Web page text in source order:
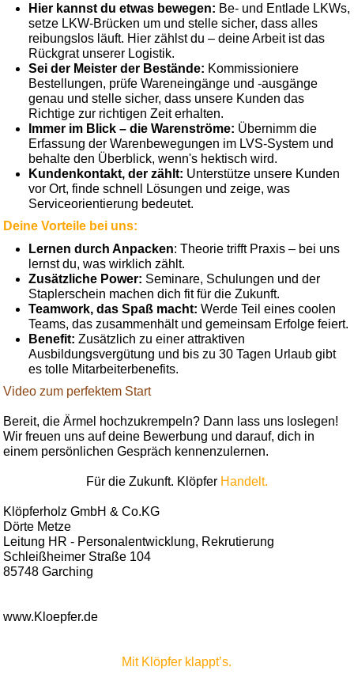
Hier kannst du etwas bewegen: Be- und Entlade LKWs,
setze LKW-Brücken um und stelle sicher, dass alles
reibungslos läuft. Hier zählst du – deine Arbeit ist das
Rückgrat unserer Logistik.
Sei der Meister der Bestände: Kommissioniere
Bestellungen, prüfe Wareneingänge und -ausgänge
genau und stelle sicher, dass unsere Kunden das
Richtige zur richtigen Zeit erhalten.
Immer im Blick – die Warenströme: Übernimm die
Erfassung der Warenbewegungen im LVS-System und
behalte den Überblick, wenn's hektisch wird.
Kundenkontakt, der zählt: Unterstütze unsere Kunden
vor Ort, finde schnell Lösungen und zeige, was
Serviceorientierung bedeutet.
Deine Vorteile bei uns:
Lernen durch Anpacken: Theorie trifft Praxis – bei uns
lernst du, was wirklich zählt.
Zusätzliche Power: Seminare, Schulungen und der
Staplerschein machen dich fit für die Zukunft.
Teamwork, das Spaß macht: Werde Teil eines coolen
Teams, das zusammenhält und gemeinsam Erfolge feiert.
Benefit: Zusätzlich zu einer attraktiven
Ausbildungsvergütung und bis zu 30 Tagen Urlaub gibt
es tolle Mitarbeiterbenefits.
Video zum perfektem Start
Bereit, die Ärmel hochzukrempeln? Dann lass uns loslegen!
Wir freuen uns auf deine Bewerbung und darauf, dich in
einem persönlichen Gespräch kennenzulernen.
Für die Zukunft. Klöpfer Handelt.
Klöpferholz GmbH & Co.KG
Dörte Metze
Leitung HR - Personalentwicklung, Rekrutierung
Schleißheimer Straße 104
85748 Garching
www.Kloepfer.de
Mit Klöpfer klappt’s.